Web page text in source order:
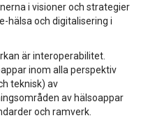
i visioner och strategier
hälsa och digitalisering i
är interoperabilitet.
inom alla perspektiv
teknisk) av
av hälsoappar
och ramverk.